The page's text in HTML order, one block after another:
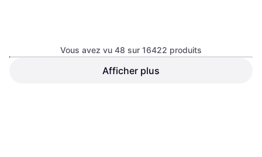
Salomon Custom QuiverVous avez vu 48 sur 16422 produits
Afficher plus